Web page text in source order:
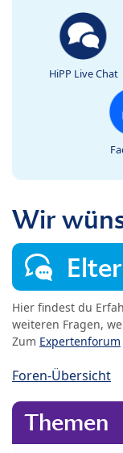
HiPP Live Chat
Wir
Hier findest du
weiteren Fragen,
Zum Expertenforum
Foren-Übersicht
Themen